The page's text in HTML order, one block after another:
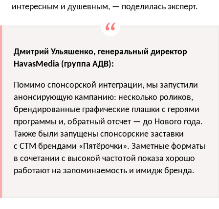
интересным и душевным, — поделилась эксперт.
Дмитрий Ульяшенко, генеральный директор
HavasMedia (группа АДВ):
Помимо спонсорской интеграции, мы запустили
анонсирующую кампанию: несколько роликов,
брендированные графические плашки с героями
программы и, обратный отсчет — до Нового года.
Также были запущены спонсорские заставки
с CTM брендами «Пятёрочки». Заметные форматы
в сочетании с высокой частотой показа хорошо
работают на запоминаемость и имидж бренда.